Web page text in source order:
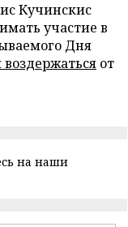
Кучинскис
участие в
Дня
от
на наши